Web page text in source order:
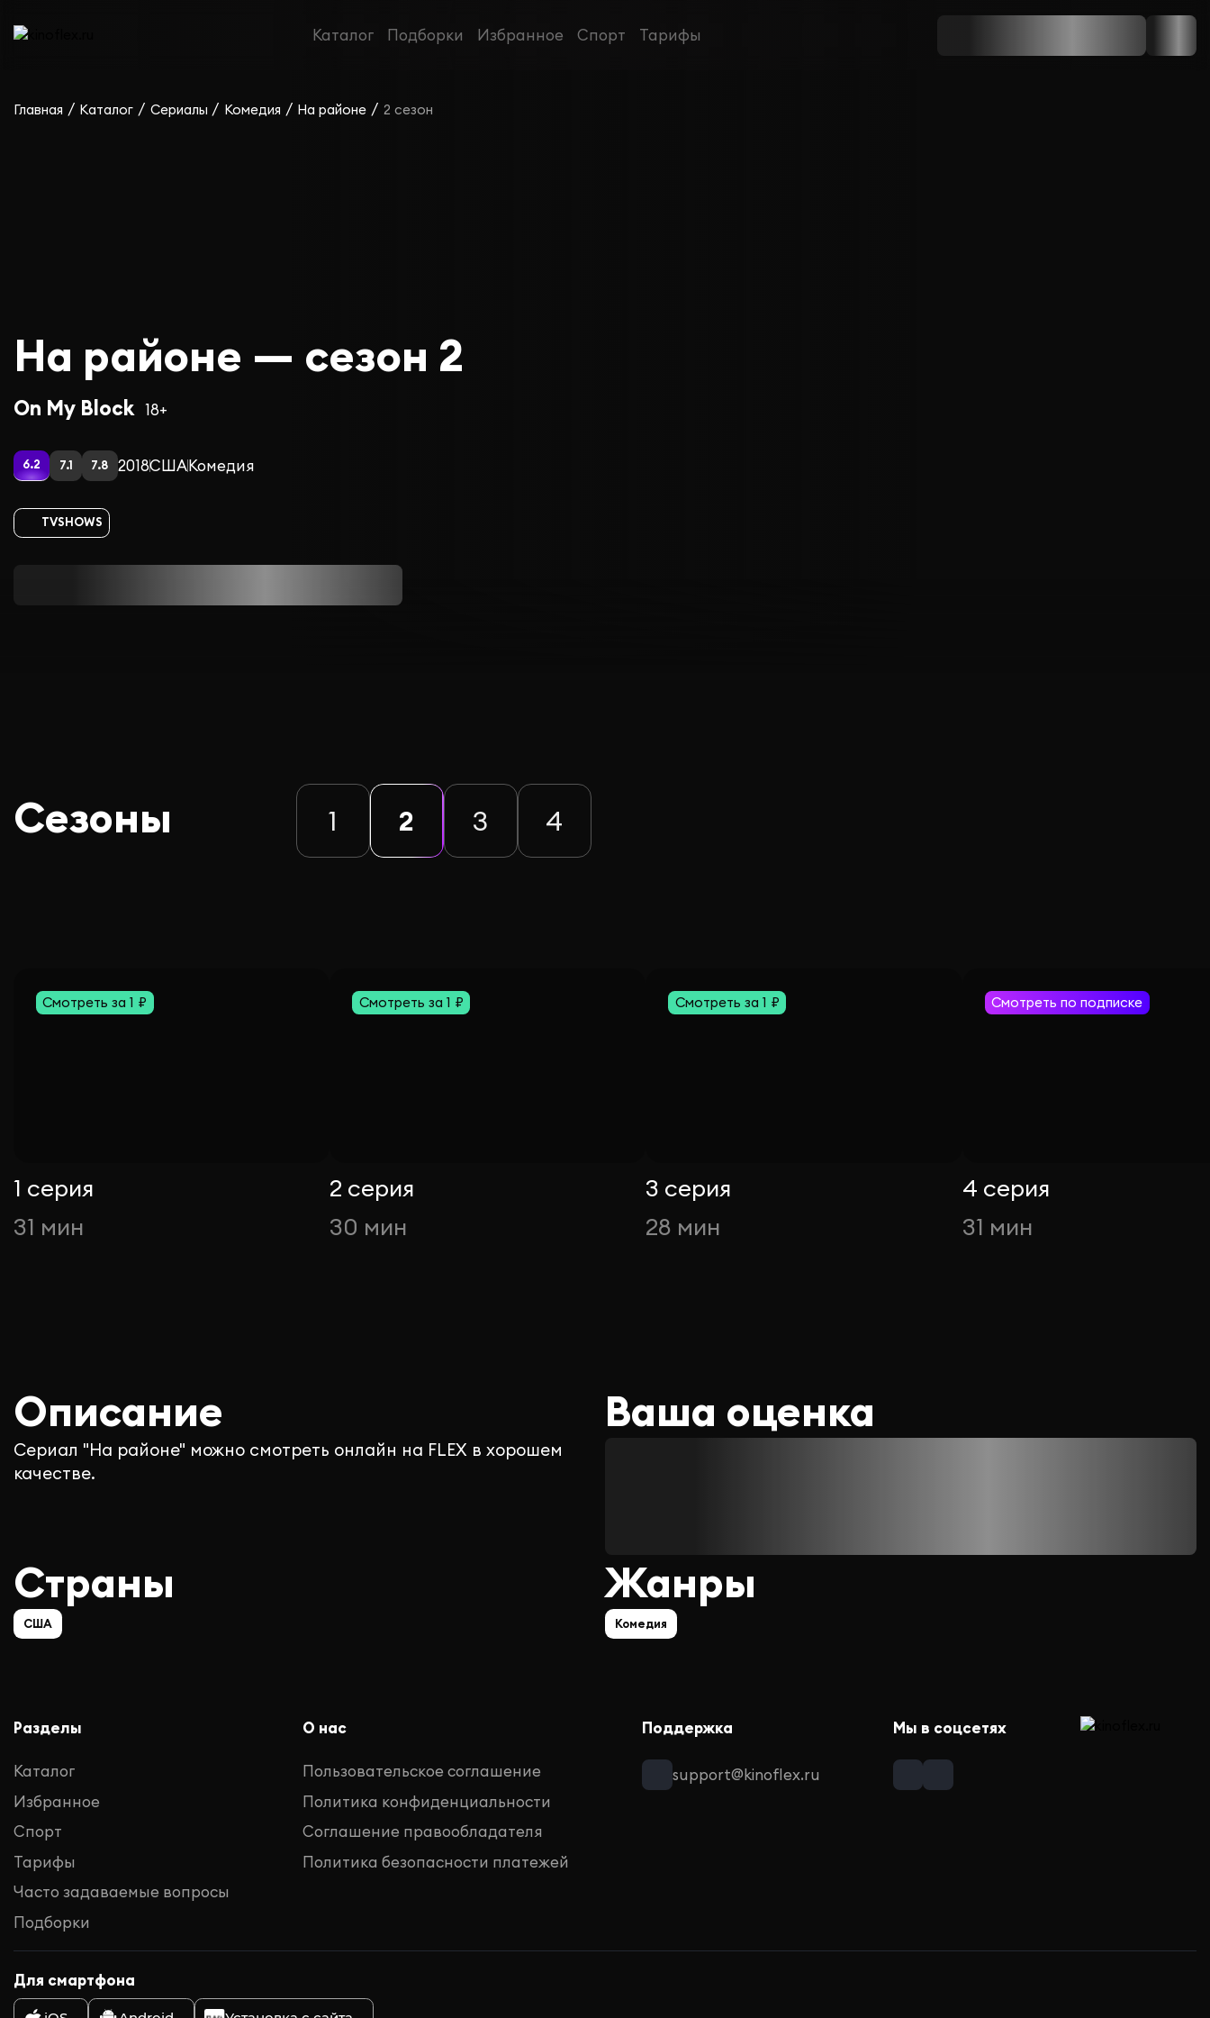
Каталог Подборки Избранное Спорт Тарифы
Главная / Каталог / Сериалы / Комедия / На районе / 2 сезон
На районе — сезон 2
On My Block 18+
6.2 7.1 7.8 2018СШАКомедия
TVSHOWS
Сезоны 1 2 3 4
Смотреть за 1 ₽
1 серия
31 мин
Смотреть за 1 ₽
2 серия
30 мин
Смотреть за 1 ₽
3 серия
28 мин
Смотреть по подписке
4 серия
31 мин
Описание
Сериал "На районе" можно смотреть онлайн на FLEX в хорошем
качестве.
Ваша оценка
Страны
США
Жанры
Комедия
Разделы
Каталог
Избранное
Спорт
Тарифы
Часто задаваемые вопросы
Подборки
О нас
Пользовательское соглашение
Политика конфиденциальности
Соглашение правообладателя
Политика безопасности платежей
Поддержка
support@kinoflex.ru
Мы в соцсетях
Для смартфона